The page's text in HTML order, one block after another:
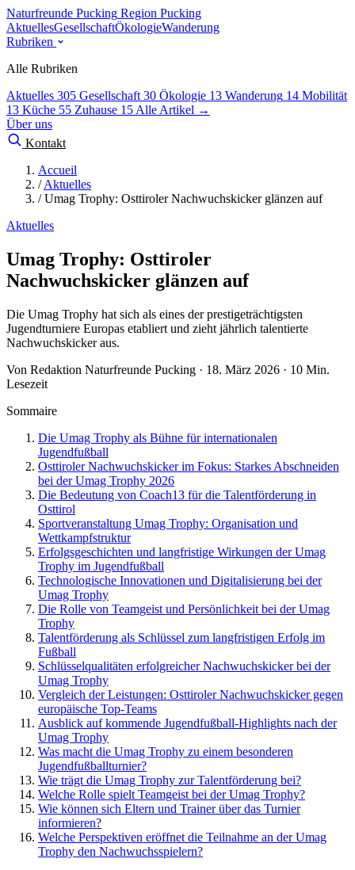
Naturfreunde Pucking Region Pucking
AktuellesGesellschaftÖkologieWanderung
Rubriken
Alle Rubriken
Aktuelles 305 Gesellschaft 30 Ökologie 13 Wanderung 14 Mobilität
13 Küche 55 Zuhause 15 Alle Artikel →
Über uns
Kontakt
Accueil
/ Aktuelles
/ Umag Trophy: Osttiroler Nachwuchskicker glänzen auf
Aktuelles
Umag Trophy: Osttiroler
Nachwuchskicker glänzen auf
Die Umag Trophy hat sich als eines der prestigeträchtigsten
Jugendturniere Europas etabliert und zieht jährlich talentierte
Nachwuchskicker aus.
Von Redaktion Naturfreunde Pucking · 18. März 2026 · 10 Min.
Lesezeit
Sommaire
Die Umag Trophy als Bühne für internationalen
Jugendfußball
Osttiroler Nachwuchskicker im Fokus: Starkes Abschneiden
bei der Umag Trophy 2026
Die Bedeutung von Coach13 für die Talentförderung in
Osttirol
Sportveranstaltung Umag Trophy: Organisation und
Wettkampfstruktur
Erfolgsgeschichten und langfristige Wirkungen der Umag
Trophy im Jugendfußball
Technologische Innovationen und Digitalisierung bei der
Umag Trophy
Die Rolle von Teamgeist und Persönlichkeit bei der Umag
Trophy
Talentförderung als Schlüssel zum langfristigen Erfolg im
Fußball
Schlüsselqualitäten erfolgreicher Nachwuchskicker bei der
Umag Trophy
Vergleich der Leistungen: Osttiroler Nachwuchskicker gegen
europäische Top-Teams
Ausblick auf kommende Jugendfußball-Highlights nach der
Umag Trophy
Was macht die Umag Trophy zu einem besonderen
Jugendfußballturnier?
Wie trägt die Umag Trophy zur Talentförderung bei?
Welche Rolle spielt Teamgeist bei der Umag Trophy?
Wie können sich Eltern und Trainer über das Turnier
informieren?
Welche Perspektiven eröffnet die Teilnahme an der Umag
Trophy den Nachwuchsspielern?